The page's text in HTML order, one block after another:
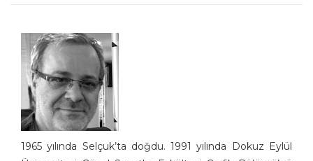
Alinur Uğurpakkan
Alp Tamer Ulukılıç
Akdağ Saydut
Akın Önder
Altan Erbulak
Altan Özeskici
Anıl İnan
1965 yılında Selçuk’ta doğdu. 1991 yılında Dokuz Eylül